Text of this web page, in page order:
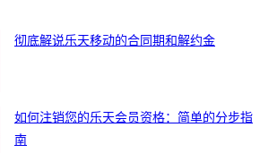
彻底解说乐天移动的合同期和解约金
如何注销您的乐天会员资格：简单的分步指
南